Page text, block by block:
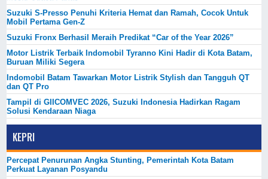
Suzuki S-Presso Penuhi Kriteria Hemat dan Ramah, Cocok Untuk
Mobil Pertama Gen-Z
Suzuki Fronx Berhasil Meraih Predikat “Car of the Year 2026”
Motor Listrik Terbaik Indomobil Tyranno Kini Hadir di Kota Batam,
Buruan Miliki Segera
Indomobil Batam Tawarkan Motor Listrik Stylish dan Tangguh QT
dan QT Pro
Tampil di GIICOMVEC 2026, Suzuki Indonesia Hadirkan Ragam
Solusi Kendaraan Niaga
KEPRI
Percepat Penurunan Angka Stunting, Pemerintah Kota Batam
Perkuat Layanan Posyandu